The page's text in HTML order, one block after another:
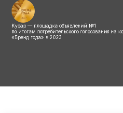
Куфар — площадка объявлений №1
по итогам потребительского голосования на
«Бренд года» в 2023